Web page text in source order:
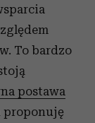
To bardzo
postawa
proponuję